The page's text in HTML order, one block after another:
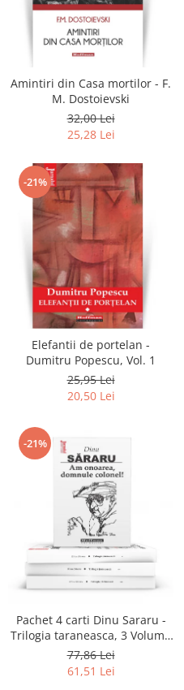
Amintiri din Casa mortilor - F.
M. Dostoievski
32,00 Lei
25,28 Lei
-21%
Elefantii de portelan -
Dumitru Popescu, Vol. 1
25,95 Lei
20,50 Lei
-21%
Pachet 4 carti Dinu Sararu -
Trilogia taraneasca, 3 Volume
+ Am onoarea, domnule
colonel!
77,86 Lei
61,51 Lei